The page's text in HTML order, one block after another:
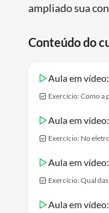
ampliado sua
Conteúdo do
Aula em
Exercício: Como a
Aula em
Exercício: No
Aula em
Exercício: Qual
Aula em